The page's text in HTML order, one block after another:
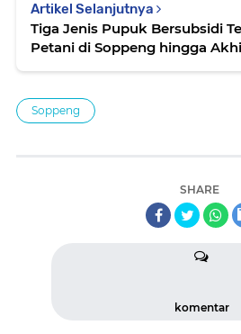
Artikel Selanjutnya
Tiga Jenis Pupuk Bersubsidi
Petani di Soppeng hingga
Soppeng
SHARE
komentar